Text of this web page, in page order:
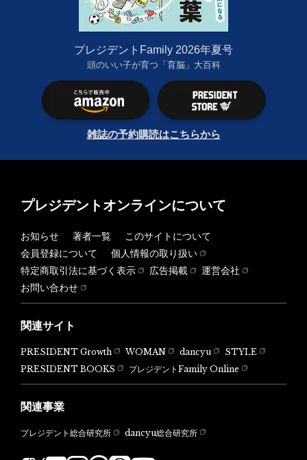
プレジデントFamily 2026年夏号
頭のいい子が育つ「育脳」大百科
雑誌の予約購読はこちらから
プレジデントオンラインについて
お知らせ 著者一覧
このサイトについて
会員登録について
個人情報の取り扱い
特定商取引法に基づく表示
広告掲載
運営会社
お問い合わせ
関連サイト
PRESIDENT Growth WOMAN dancyu
STYLE
PRESIDENT BOOKS
プレジデントFamily Online
関連事業
プレジデント総合研究所 dancyu総合研究所